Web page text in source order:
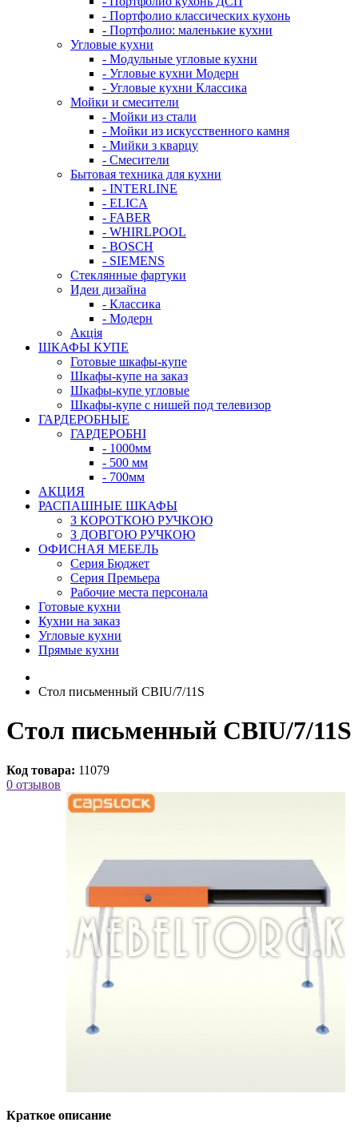
- Портфолио классических кухонь
- Портфолио: маленькие кухни
Угловые кухни
- Модульные угловые кухни
- Угловые кухни Модерн
- Угловые кухни Классика
Мойки и смесители
- Мойки из стали
- Мойки из искусственного камня
- Мийки з кварцу
- Смесители
Бытовая техника для кухни
- INTERLINE
- ELICA
- FABER
- WHIRLPOOL
- BOSCH
- SIEMENS
Стеклянные фартуки
Идеи дизайна
- Класcика
- Модерн
Акція
ШКАФЫ КУПЕ
Готовые шкафы-купе
Шкафы-купе на заказ
Шкафы-купе угловые
Шкафы-купе с нишей под телевизор
ГАРДЕРОБНЫЕ
ГАРДЕРОБНІ
- 1000мм
- 500 мм
- 700мм
АКЦИЯ
РАСПАШНЫЕ ШКАФЫ
З КОРОТКОЮ РУЧКОЮ
З ДОВГОЮ РУЧКОЮ
ОФИСНАЯ МЕБЕЛЬ
Серия Бюджет
Серия Премьера
Рабочие места персонала
Готовые кухни
Кухни на заказ
Угловые кухни
Прямые кухни
Стол письменный CBIU/7/11S
Стол письменный CBIU/7/11S
Код товара: 11079
0 отзывов
Краткое описание